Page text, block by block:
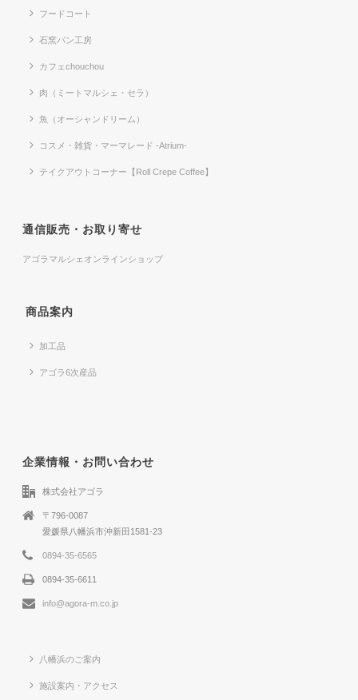
フードコート
石窯パン工房
カフェchouchou
肉（ミートマルシェ・セラ）
魚（オーシャンドリーム）
コスメ・雑貨・マーマレード -Atrium-
テイクアウトコーナー【Roll Crepe Coffee】
通信販売・お取り寄せ
アゴラマルシェオンラインショップ
商品案内
加工品
アゴラ6次産品
企業情報・お問い合わせ
株式会社アゴラ
〒796-0087
愛媛県八幡浜市沖新田1581-23
0894-35-6565
0894-35-6611
info@agora-m.co.jp
八幡浜のご案内
施設案内・アクセス